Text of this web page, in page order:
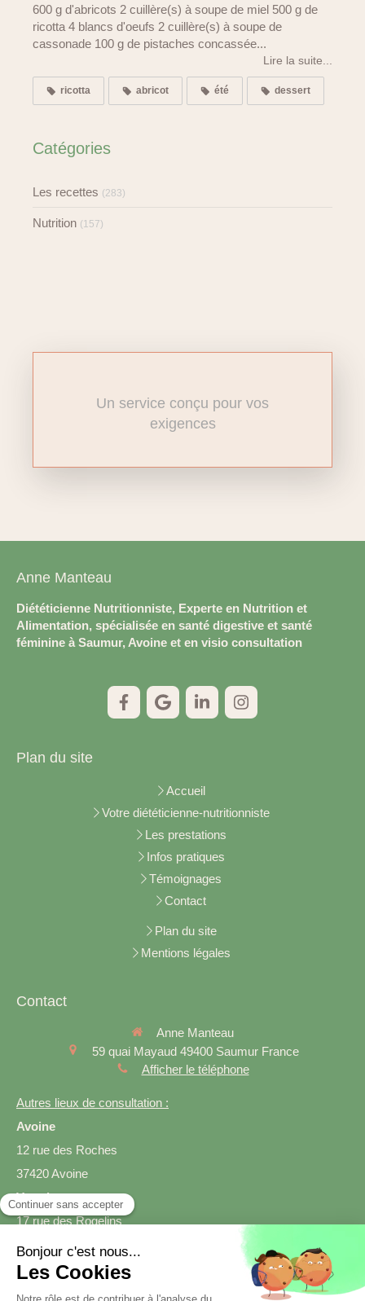
600 g d'abricots 2 cuillère(s) à soupe de miel 500 g de
ricotta 4 blancs d'oeufs 2 cuillère(s) à soupe de
cassonade 100 g de pistaches concassée...
Lire la suite...
ricotta abricot été dessert
Catégories
Les recettes (283)
Nutrition (157)
Un service conçu pour vos
exigences
Anne Manteau
Diététicienne Nutritionniste, Experte en Nutrition et
Alimentation, spécialisée en santé digestive et santé
féminine à Saumur, Avoine et en visio consultation
Plan du site
Accueil
Votre diététicienne-nutritionniste
Les prestations
Infos pratiques
Témoignages
Contact
Plan du site
Mentions légales
Contact
Anne Manteau
59 quai Mayaud 49400 Saumur France
Afficher le téléphone
Autres lieux de consultation :
Avoine
12 rue des Roches
37420 Avoine
Varrains
17 rue des Rogelins
49400 Varrains
Prendre rendez-vous